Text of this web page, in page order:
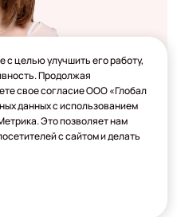
целью улучшить его работу,
Продолжая
свое согласие ООО «Глобал
данных с использованием
Это позволяет нам
с сайтом и делать